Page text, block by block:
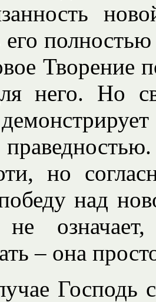
его
Творение
него. Но
но
над
– она
Господь